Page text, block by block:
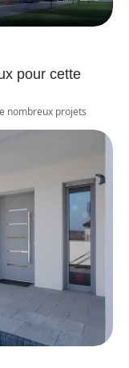
pour cette
nombreux projets